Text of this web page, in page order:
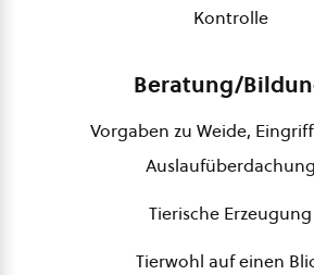
Kontrolle
Beratung/
Vorgaben zu Weide,
Auslaufüberdachung
Tierische Erzeugung
Tierwohl auf einen